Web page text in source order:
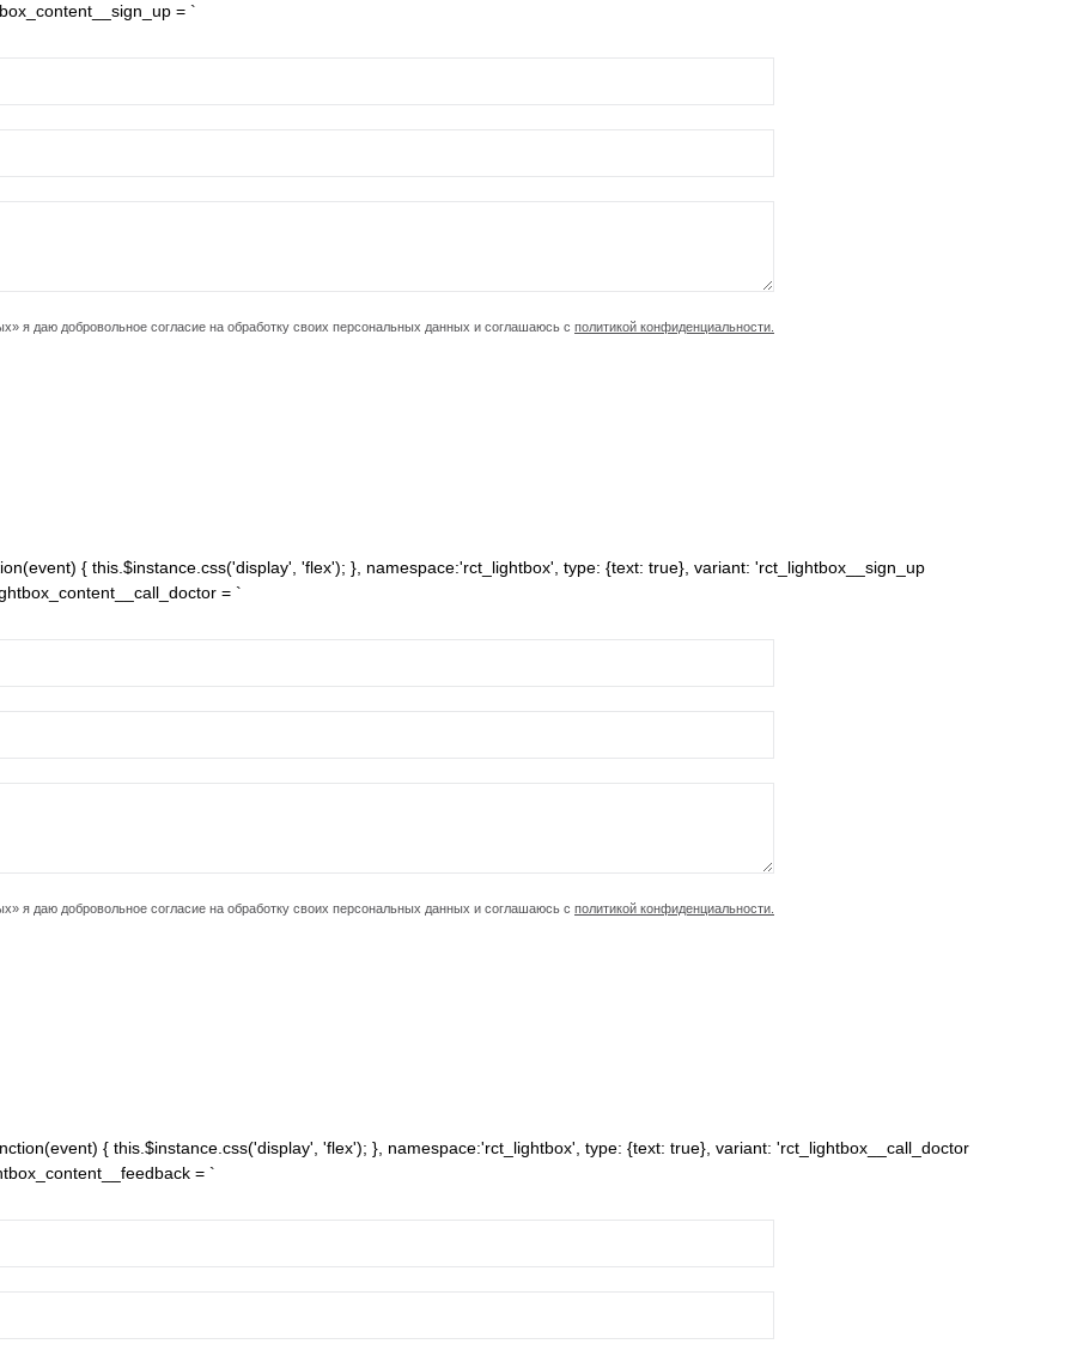
= `
я даю добровольное согласие на обработку своих персональных данных и соглашаюсь с политикой конфиденциальности.
{ this.$instance.css('display', 'flex'); }, namespace:'rct_lightbox', type: {text: true}, variant: 'rct_lightbox__sign_up
= `
я даю добровольное согласие на обработку своих персональных данных и соглашаюсь с политикой конфиденциальности.
{ this.$instance.css('display', 'flex'); }, namespace:'rct_lightbox', type: {text: true}, variant: 'rct_lightbox__call_doctor
= `